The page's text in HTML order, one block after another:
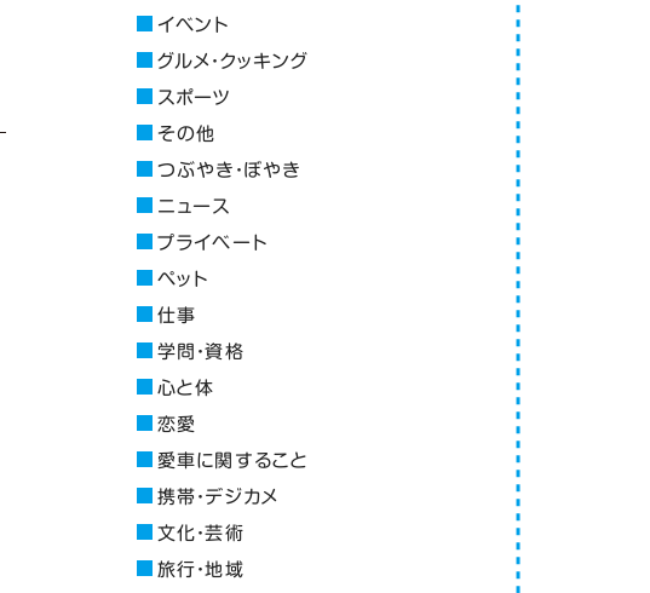
イベント
グルメ・クッキング
スポーツ
その他
つぶやき・ぼやき
ニュース
プライベート
ペット
仕事
学問・資格
心と体
恋愛
愛車に関すること
携帯・デジカメ
文化・芸術
旅行・地域